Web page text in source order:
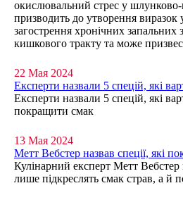
окислювальний стрес у
призводить до утворення виразок
загострення хронічних
кишкового тракту та може
22 Мая 2024
Експерти назвали 5 спецій, які
Експерти назвали 5 спецій, які
покращити смак
13 Мая 2024
Метт Вебстер назвав спеції, які
Кулінарний експерт Метт Вебстер
лише підкреслять смак страв, а й